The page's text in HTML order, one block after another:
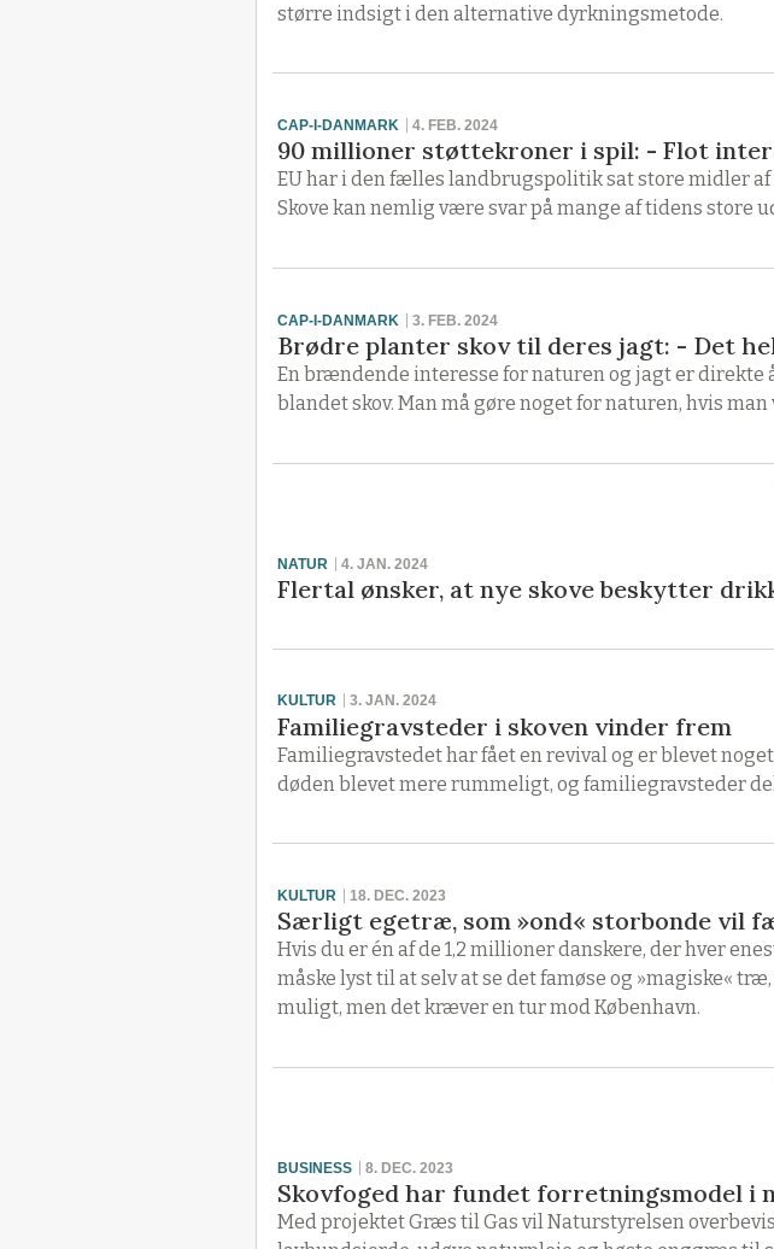
større indsigt i den alternative dyrkningsmetode.
CAP-I-DANMARK 4. FEB. 2024
90 millioner støttekroner i spil: - Flot
EU har i den fælles landbrugspolitik sat store midler
Skove kan nemlig være svar på mange af tidens store
CAP-I-DANMARK 3. FEB. 2024
Brødre planter skov til deres jagt: - Det
En brændende interesse for naturen og jagt er
blandet skov. Man må gøre noget for naturen, hvis
NATUR 4. JAN. 2024
Flertal ønsker, at nye skove beskytter
KULTUR 3. JAN. 2024
Familiegravsteder i skoven vinder frem
Familiegravstedet har fået en revival og er blevet
døden blevet mere rummeligt, og familiegravsteder
KULTUR 18. DEC. 2023
Særligt egetræ, som »ond« storbonde vil
Hvis du er én af de 1,2 millioner danskere, der hver
måske lyst til at selv at se det famøse og »magiske«
muligt, men det kræver en tur mod København.
BUSINESS 8. DEC. 2023
Skovfoged har fundet forretningsmodel i
Med projektet Græs til Gas vil Naturstyrelsen